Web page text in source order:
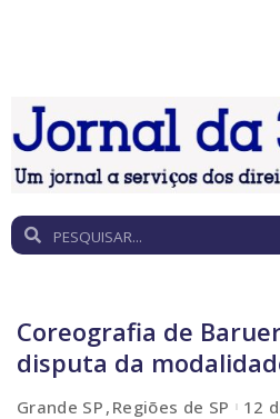
Coreografia de
disputa da
Grande SP Regiões de SP 12